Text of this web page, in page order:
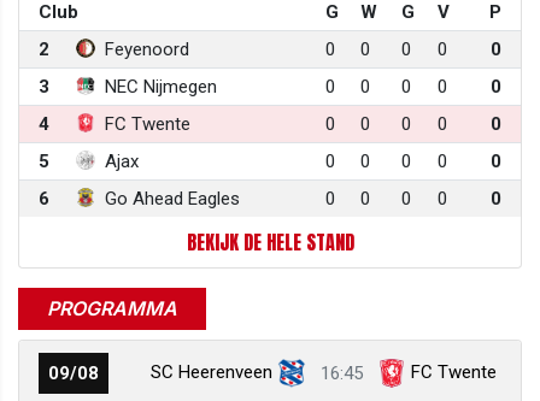
Club G W G V
P
2
Feyenoord 0 0 0 0
0
3
NEC Nijmegen 0 0 0 0
0
4
FC Twente 0 0 0 0
0
5
Ajax 0 0 0 0
0
6
Go Ahead Eagles 0 0 0 0 0
BEKIJK DE HELE STAND
PROGRAMMA
09/08 SC Heerenveen 16:45 FC Twente